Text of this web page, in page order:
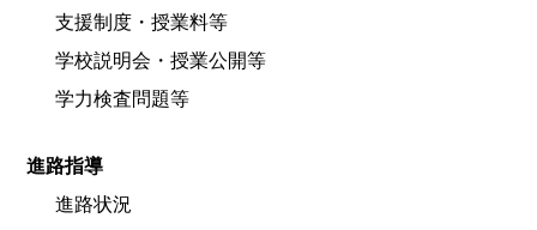
支援制度・授業料等
学校説明会・授業公開等
学力検査問題等
進路指導
進路状況